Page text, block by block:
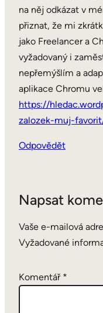
na něj odkázat v
přiznat, že mi
jako Freelancer a
vyžadovaný i
nepřemýšlím a
aplikace Chromu
https://
zalozek-muj-
Odpovědět
Napsat
Vaše e-mailová
Vyžadované
Komentář *